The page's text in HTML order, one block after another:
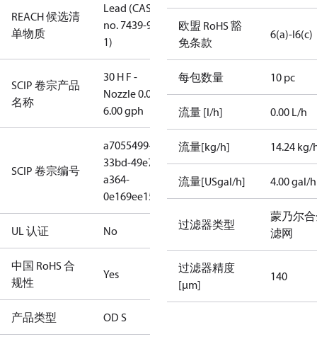
REACH 候选清
单物质
Lead (CAS
no. 7439-92-
1)
SCIP 卷宗产品
名称
30 H F -
Nozzle 0.00-
6.00 gph
SCIP 卷宗编号
a7055499-
33bd-49e7-
a364-
0e169ee15b9d
UL 认证 No
中国 RoHS 合
规性
Yes
产品类型 OD S
欧盟 RoHS 豁
免条款
6(a)-I6(c)
每包数量 10 pc
流量 [l/h] 0.00 L/h
流量[kg/h] 14.24 kg/
流量[USgal/h] 4.00 gal/h
过滤器类型
蒙乃尔
滤网
过滤器精度
[µm]
140